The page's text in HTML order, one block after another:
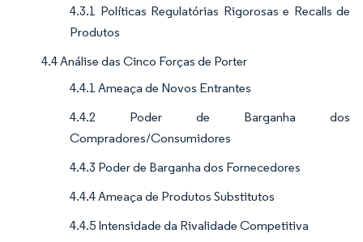
4.3.1 Políticas Regulatórias Rigorosas e Recalls de
Produtos
4.4 Análise das Cinco Forças de Porter
4.4.1 Ameaça de Novos Entrantes
4.4.2 Poder de Barganha dos
Compradores/Consumidores
4.4.3 Poder de Barganha dos Fornecedores
4.4.4 Ameaça de Produtos Substitutos
4.4.5 Intensidade da Rivalidade Competitiva